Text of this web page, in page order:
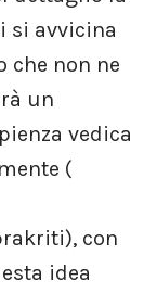
si avvicina
che non ne
un
vedica
(
con
idea